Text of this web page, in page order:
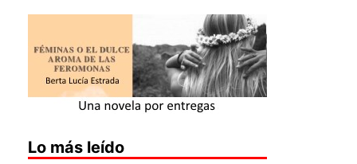
Lo más leído